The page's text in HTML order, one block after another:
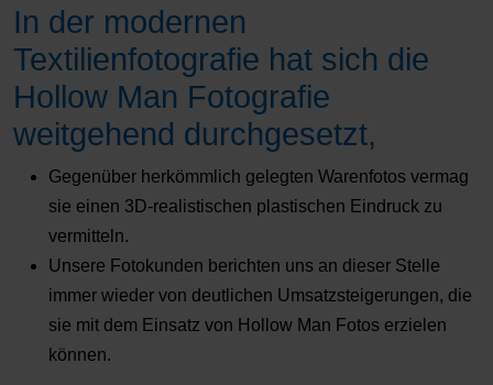
In der modernen
Textilienfotografie hat sich die
Hollow Man Fotografie
weitgehend durchgesetzt,
Gegenüber herkömmlich gelegten Warenfotos vermag
sie einen 3D-realistischen plastischen Eindruck zu
vermitteln.
Unsere Fotokunden berichten uns an dieser Stelle
immer wieder von deutlichen Umsatzsteigerungen, die
sie mit dem Einsatz von Hollow Man Fotos erzielen
können.